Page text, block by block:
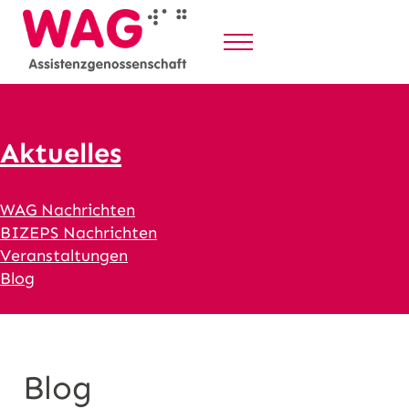
I
a
t
s
p
i
WAG Assistenzgenossenschaft
Selbstbestimmt Leben durch Persönliche Assistenz
Menü
Aktuelles
WAG Nachrichten
BIZEPS Nachrichten
Veranstaltungen
Blog
Blog